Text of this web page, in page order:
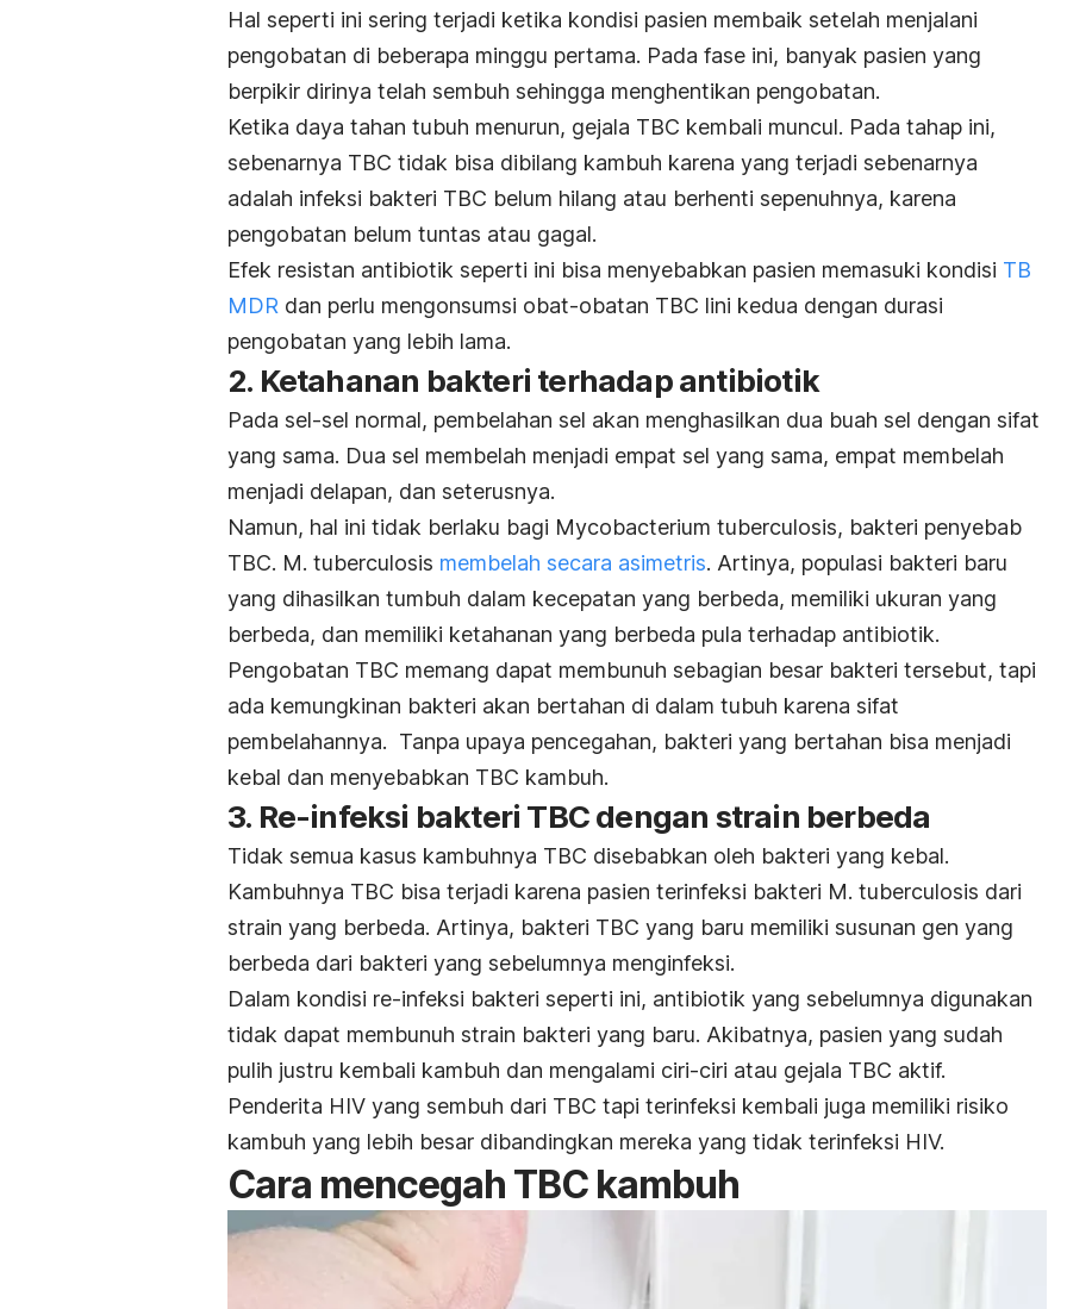
Hal seperti ini sering terjadi ketika kondisi pasien membaik setelah menjalani
pengobatan di beberapa minggu pertama. Pada fase ini, banyak pasien yang
berpikir dirinya telah sembuh sehingga menghentikan pengobatan.
Ketika daya tahan tubuh menurun, gejala TBC kembali muncul. Pada tahap ini,
sebenarnya TBC tidak bisa dibilang kambuh karena yang terjadi sebenarnya
adalah infeksi bakteri TBC belum hilang atau berhenti sepenuhnya, karena
pengobatan belum tuntas atau gagal.
Efek resistan antibiotik seperti ini bisa menyebabkan pasien memasuki kondisi TB
MDR dan perlu mengonsumsi obat-obatan TBC lini kedua dengan durasi
pengobatan yang lebih lama.
2. Ketahanan bakteri terhadap antibiotik
Pada sel-sel normal, pembelahan sel akan menghasilkan dua buah sel dengan sifat
yang sama. Dua sel membelah menjadi empat sel yang sama, empat membelah
menjadi delapan, dan seterusnya.
Namun, hal ini tidak berlaku bagi Mycobacterium tuberculosis, bakteri penyebab
TBC. M. tuberculosis membelah secara asimetris. Artinya, populasi bakteri baru
yang dihasilkan tumbuh dalam kecepatan yang berbeda, memiliki ukuran yang
berbeda, dan memiliki ketahanan yang berbeda pula terhadap antibiotik.
Pengobatan TBC memang dapat membunuh sebagian besar bakteri tersebut, tapi
ada kemungkinan bakteri akan bertahan di dalam tubuh karena sifat
pembelahannya. Tanpa upaya pencegahan, bakteri yang bertahan bisa menjadi
kebal dan menyebabkan TBC kambuh.
3. Re-infeksi bakteri TBC dengan strain berbeda
Tidak semua kasus kambuhnya TBC disebabkan oleh bakteri yang kebal.
Kambuhnya TBC bisa terjadi karena pasien terinfeksi bakteri M. tuberculosis dari
strain yang berbeda. Artinya, bakteri TBC yang baru memiliki susunan gen yang
berbeda dari bakteri yang sebelumnya menginfeksi.
Dalam kondisi re-infeksi bakteri seperti ini, antibiotik yang sebelumnya digunakan
tidak dapat membunuh strain bakteri yang baru. Akibatnya, pasien yang sudah
pulih justru kembali kambuh dan mengalami ciri-ciri atau gejala TBC aktif.
Penderita HIV yang sembuh dari TBC tapi terinfeksi kembali juga memiliki risiko
kambuh yang lebih besar dibandingkan mereka yang tidak terinfeksi HIV.
Cara mencegah TBC kambuh